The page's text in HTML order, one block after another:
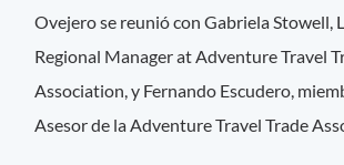
Ovejero se reunió con Gabriela Stowell,
Regional Manager at Adventure Travel
Association, y Fernando Escudero,
Asesor de la Adventure Travel Trade